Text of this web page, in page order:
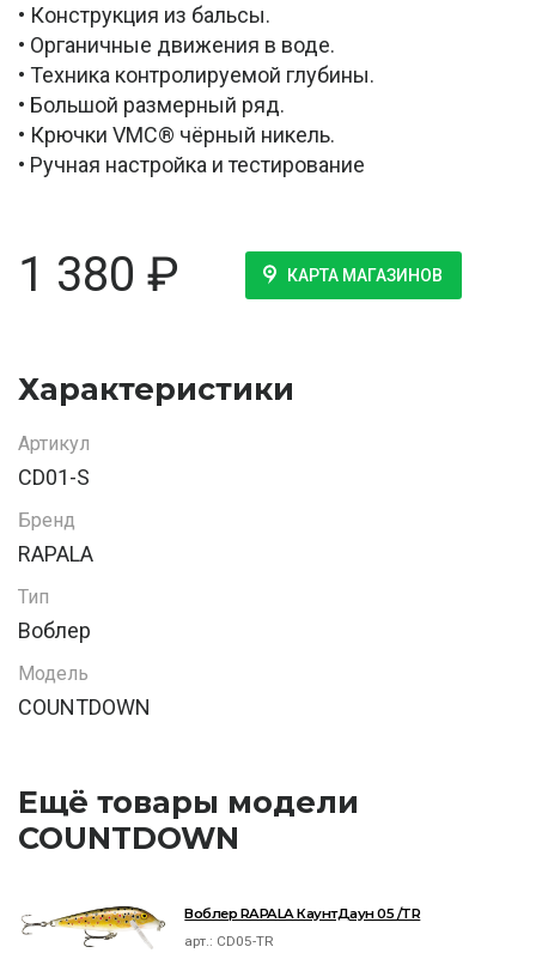
• Конструкция из бальсы.
• Органичные движения в воде.
• Техника контролируемой глубины.
• Большой размерный ряд.
• Крючки VMC® чёрный никель.
• Ручная настройка и тестирование
1 380 ₽ КАРТА МАГАЗИНОВ
Характеристики
Артикул
CD01-S
Бренд
RAPALA
Тип
Воблер
Модель
COUNTDOWN
Ещё товары модели
COUNTDOWN
Воблер RAPALA КаунтДаун 05 /TR
арт.: CD05-TR